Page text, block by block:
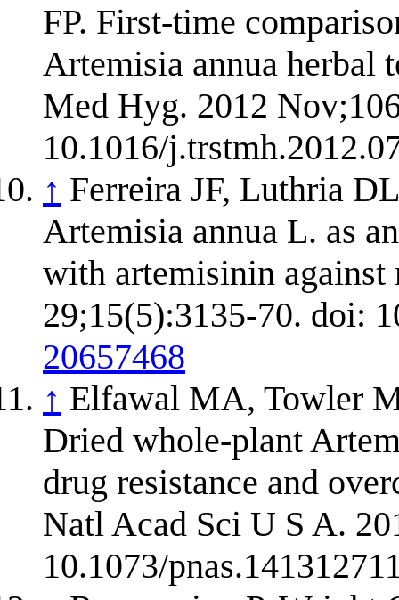
FP. First-time
Artemisia annua herbal
Med Hyg. 2012
10.1016/
↑ Ferreira JF, Luthria
Artemisia annua L. as
with artemisinin against
29;15(5):3135-70. doi:
20657468
↑ Elfawal MA, Towler
Dried whole-plant
drug resistance and
Natl Acad Sci U S A.
10.1073/